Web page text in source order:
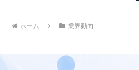
ホーム 業界動向